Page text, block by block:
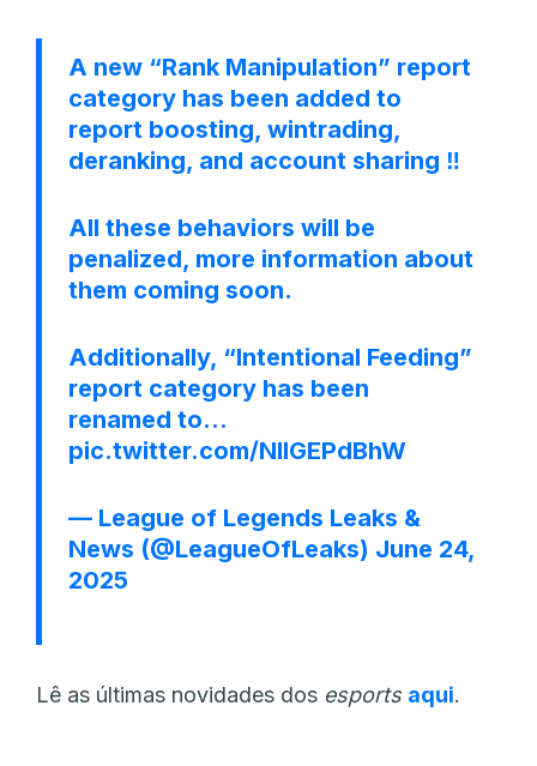
A new “Rank Manipulation” report
category has been added to
report boosting, wintrading,
deranking, and account sharing ‼️
All these behaviors will be
penalized, more information about
them coming soon.
Additionally, “Intentional Feeding”
report category has been
renamed to…
pic.twitter.com/NIIGEPdBhW
— League of Legends Leaks &
News (@LeagueOfLeaks) June 24,
2025
Lê as últimas novidades dos esports aqui.